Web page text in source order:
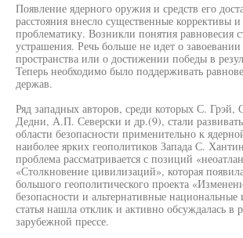
Появление ядерного оружия и средств его
расстояния внесло существенные коррективы
проблематику. Возникли понятия равновесия
устрашения. Речь больше не идет о
пространства или о достижении победы в
Теперь необходимо было поддерживать
держав.
Ряд западных авторов, среди которых С.
Дедни, А.П. Северски и др.(9), стали
области безопасности применительно к
наиболее ярких геополитиков Запада С.
проблема рассматривается с позиций
«Столкновение цивилизаций», которая
большого геополитического проекта
безопасности и альтернативные
статья нашла отклик и активно обсуждалась в
зарубежной прессе.